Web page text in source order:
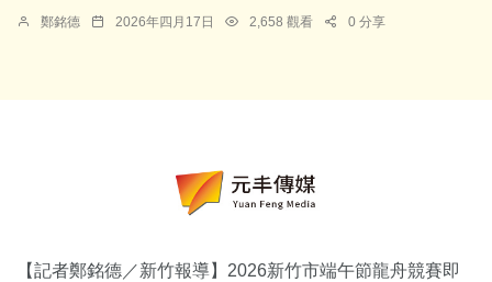
鄭銘德 2026年四月17日 2,658 觀看 0 分享
【記者鄭銘德／新竹報導】2026新竹市端午節龍舟競賽即